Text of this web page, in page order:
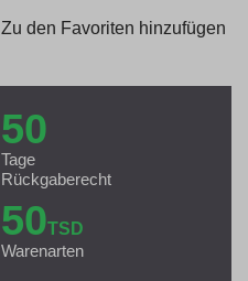
Zu den Favoriten hinzufügen
50
Tage
Rückgaberecht
50TSD
Warenarten